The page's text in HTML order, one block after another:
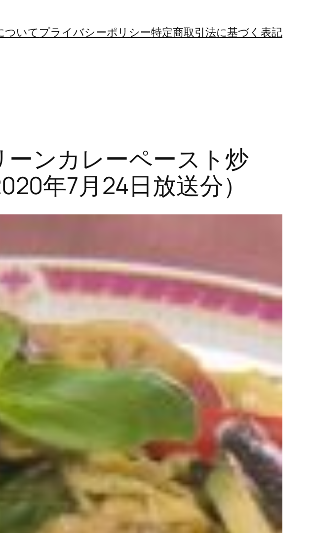
ついてプライバシーポリシー特定商取引法に基づく表記
ーンカレーペースト炒
年7月24日放送分）